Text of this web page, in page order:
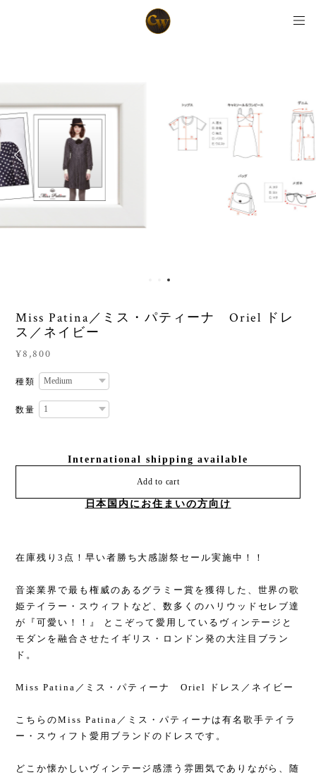
Miss Patina／ミス・パティーナ Oriel ドレ
ス／ネイビー
¥8,800
種類
数量
International shipping available
Add to cart
日本国内にお住まいの方向け
在庫残り3点！早い者勝ち大感謝祭セール実施中！！
音楽業界で最も権威のあるグラミー賞を獲得した、世界の歌
姫テイラー・スウィフトなど、数多くのハリウッドセレブ達
が『可愛い！！』 とこぞって愛用しているヴィンテージと
モダンを融合させたイギリス・ロンドン発の大注目ブラン
ド。
Miss Patina／ミス・パティーナ Oriel ドレス／ネイビー
こちらのMiss Patina／ミス・パティーナは有名歌手テイラ
ー・スウィフト愛用ブランドのドレスです。
どこか懐かしいヴィンテージ感漂う雰囲気でありながら、随